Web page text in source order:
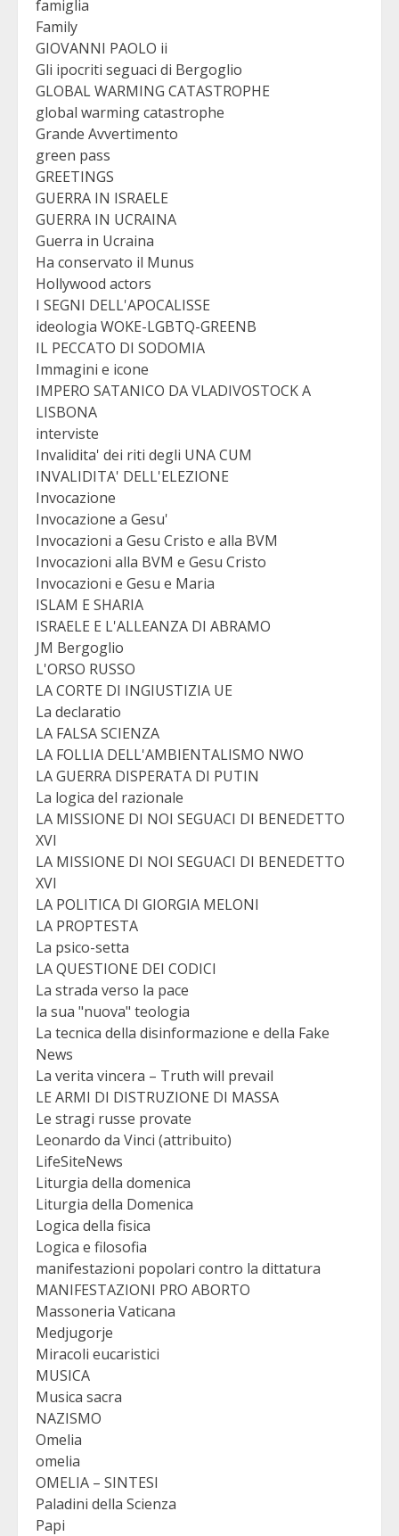
famiglia
Family
GIOVANNI PAOLO ii
Gli ipocriti seguaci di Bergoglio
GLOBAL WARMING CATASTROPHE
global warming catastrophe
Grande Avvertimento
green pass
GREETINGS
GUERRA IN ISRAELE
GUERRA IN UCRAINA
Guerra in Ucraina
Ha conservato il Munus
Hollywood actors
I SEGNI DELL'APOCALISSE
ideologia WOKE-LGBTQ-GREENB
IL PECCATO DI SODOMIA
Immagini e icone
IMPERO SATANICO DA VLADIVOSTOCK A
LISBONA
interviste
Invalidita' dei riti degli UNA CUM
INVALIDITA' DELL'ELEZIONE
Invocazione
Invocazione a Gesu'
Invocazioni a Gesu Cristo e alla BVM
Invocazioni alla BVM e Gesu Cristo
Invocazioni e Gesu e Maria
ISLAM E SHARIA
ISRAELE E L'ALLEANZA DI ABRAMO
JM Bergoglio
L'ORSO RUSSO
LA CORTE DI INGIUSTIZIA UE
La declaratio
LA FALSA SCIENZA
LA FOLLIA DELL'AMBIENTALISMO NWO
LA GUERRA DISPERATA DI PUTIN
La logica del razionale
LA MISSIONE DI NOI SEGUACI DI BENEDETTO
XVI
LA MISSIONE DI NOI SEGUACI DI BENEDETTO
XVI
LA POLITICA DI GIORGIA MELONI
LA PROPTESTA
La psico-setta
LA QUESTIONE DEI CODICI
La strada verso la pace
la sua "nuova" teologia
La tecnica della disinformazione e della Fake
News
La verita vincera – Truth will prevail
LE ARMI DI DISTRUZIONE DI MASSA
Le stragi russe provate
Leonardo da Vinci (attribuito)
LifeSiteNews
Liturgia della domenica
Liturgia della Domenica
Logica della fisica
Logica e filosofia
manifestazioni popolari contro la dittatura
MANIFESTAZIONI PRO ABORTO
Massoneria Vaticana
Medjugorje
Miracoli eucaristici
MUSICA
Musica sacra
NAZISMO
Omelia
omelia
OMELIA – SINTESI
Paladini della Scienza
Papi